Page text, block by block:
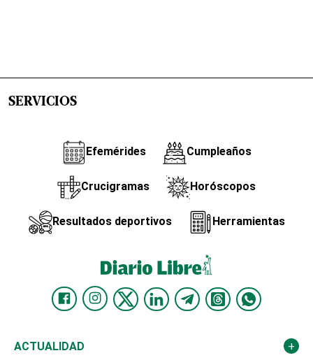
SERVICIOS
Efemérides Cumpleaños
Crucigramas Horóscopos
Resultados deportivos Herramientas
ACTUALIDAD